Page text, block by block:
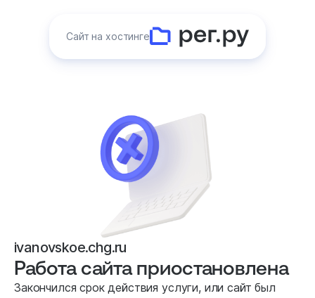
Сайт на хостинге
ivanovskoe.chg.ru
Работа сайта приостановлена
Закончился срок действия услуги, или сайт был